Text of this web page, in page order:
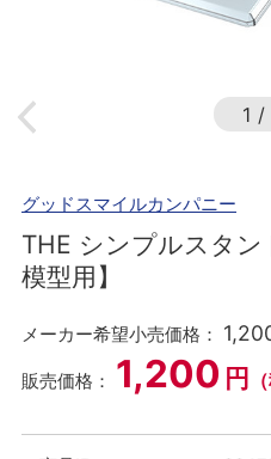
1 /
グッドスマイルカンパニー
THE シンプルスタ
模型用】
メーカー希望小売価格：
販売価格： 1,200 円